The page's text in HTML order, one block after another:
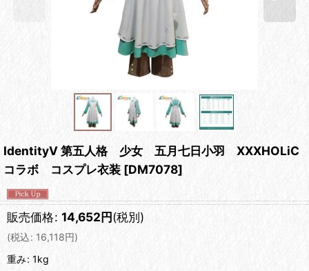
IdentityV 第五人格 少女 五月七日小羽 XXXHOLiC
コラボ コスプレ衣装 [DM7078]
販売価格: 14,652円(税別)
(税込: 16,118円)
重み: 1kg